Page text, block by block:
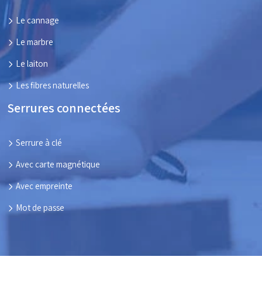
Le cannage
Le marbre
Le laiton
Les fibres naturelles
Serrures connectées
Serrure à clé
Avec carte magnétique
Avec empreinte
Mot de passe